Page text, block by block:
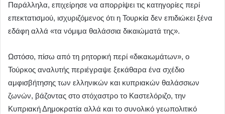
Παράλληλα, επιχείρησε να απορρίψει τις κατηγορίες περί
επεκτατισμού, ισχυριζόμενος ότι η Τουρκία δεν επιδιώκει ξένα
εδάφη αλλά «τα νόμιμα θαλάσσια δικαιώματά της».
Ωστόσο, πίσω από τη ρητορική περί «δικαιωμάτων», ο
Τούρκος αναλυτής περιέγραψε ξεκάθαρα ένα σχέδιο
αμφισβήτησης των ελληνικών και κυπριακών θαλάσσιων
ζωνών, βάζοντας στο στόχαστρο το Καστελόριζο, την
Κυπριακή Δημοκρατία αλλά και το συνολικό γεωπολιτικό